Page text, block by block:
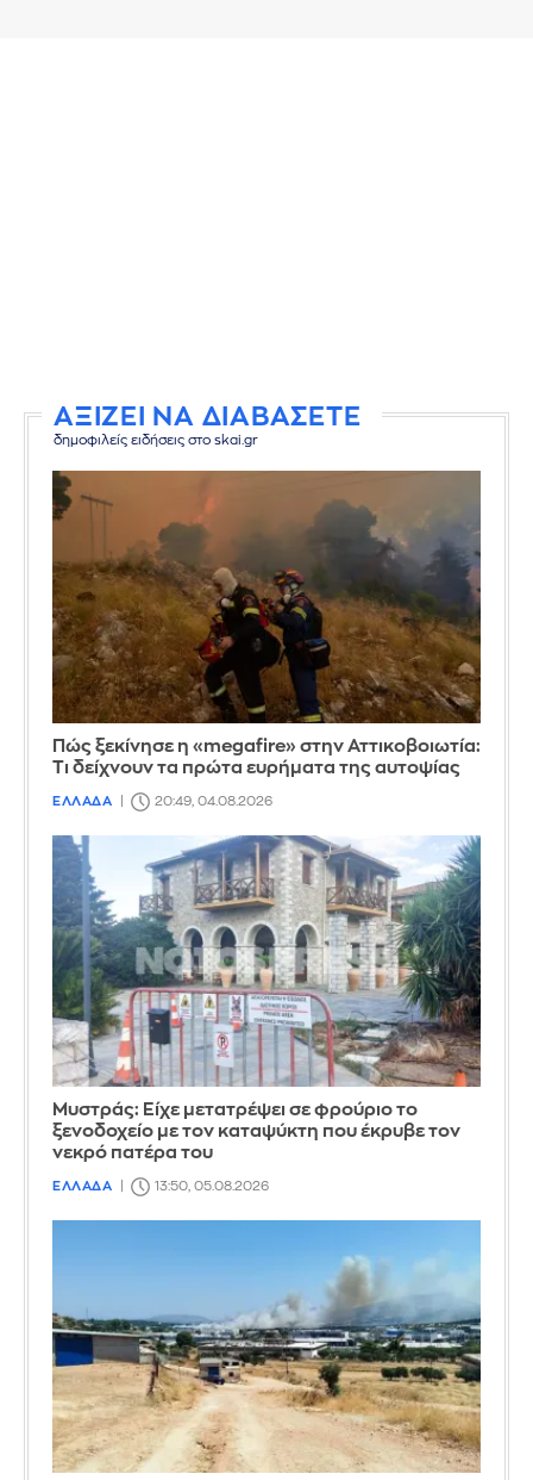
ΑΞΙΖΕΙ ΝΑ ΔΙΑΒΑΣΕΤΕ
δημοφιλείς ειδήσεις στο skai.gr
Πώς ξεκίνησε η «megafire» στην Αττικοβοιωτία:
Τι δείχνουν τα πρώτα ευρήματα της αυτοψίας
ΕΛΛΑΔΑ 20:49, 04.08.2026
Mυστράς: Είχε μετατρέψει σε φρούριο το
ξενοδοχείο με τον καταψύκτη που έκρυβε τον
νεκρό πατέρα του
ΕΛΛΑΔΑ 13:50, 05.08.2026